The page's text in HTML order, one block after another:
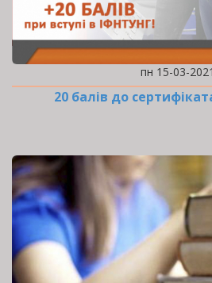
пн 15-03-2021
20 балів до